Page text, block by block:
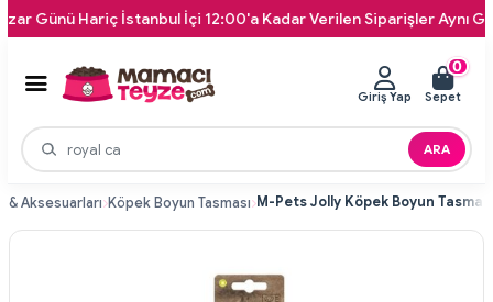
Hariç İstanbul İçi 12:00'a Kadar Verilen Siparişler Aynı Gün
ARA
Giriş Yap
0
Sepet
& Aksesuarları Köpek Boyun Tasması